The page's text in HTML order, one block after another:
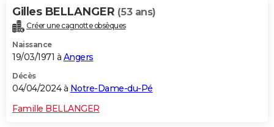
Alimentation
Guide de la santé
Maladies
Médicaments
Sommeil
VOYAGE
Destinations
City break
Voyage nature
Voyage de noces
Forum
Climat
+PHOTO
GUIDES D'ACHAT
BONS PLANS
CARTE DE VOEUX
Gilles BELLANGER (53 ans)
Créer une cagnotte obsèques
Naissance
19/03/1971 à Angers
Décès
04/04/2024 à Notre-Dame-du-Pé
Famille BELLANGER